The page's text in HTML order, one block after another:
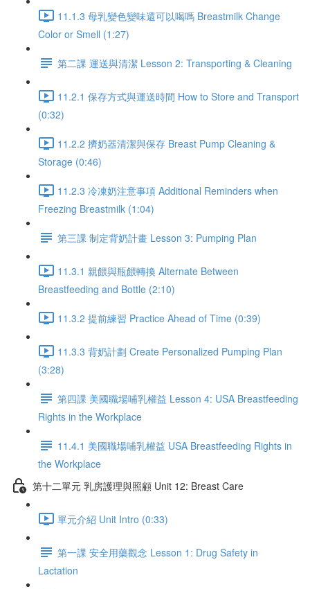
11.1.3 母乳變色變味還可以喝嗎 Breastmilk Change
Color or Smell (1:27)
第二課 運送與清潔 Lesson 2: Transporting & Cleaning
11.2.1 保存方式與運送時間 How to Store and Transport
(0:32)
11.2.2 擠奶器清潔與保存 Breast Pump Cleaning &
Storage (0:46)
11.2.3 冷凍奶注意事項 Additional Reminders when
Freezing Breastmilk (1:04)
第三課 制定背奶計畫 Lesson 3: Pumping Plan
11.3.1 親餵與瓶餵轉換 Alternate Between
Breastfeeding and Bottle (2:10)
11.3.2 提前練習 Practice Ahead of Time (0:39)
11.3.3 背奶計劃 Create Personalized Pumping Plan
(3:28)
第四課 美國職場哺乳權益 Lesson 4: USA Breastfeeding
Rights in the Workplace
11.4.1 美國職場哺乳權益 USA Breastfeeding Rights in
the Workplace
第十二單元 乳房護理與照顧 Unit 12: Breast Care
單元介紹 Unit Intro (0:33)
第一課 安全用藥觀念 Lesson 1: Drug Safety in
Lactation